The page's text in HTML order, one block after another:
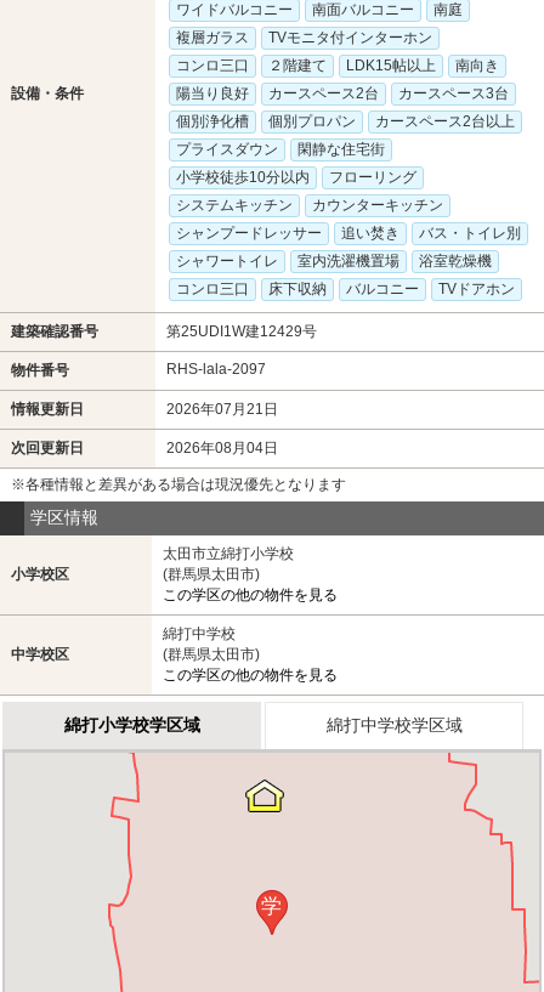
設備・条件
ワイドバルコニー
南面バルコニー
南庭
複層ガラス
TVモニタ付インターホン
コンロ三口
２階建て LDK15帖以上
南向き
陽当り良好
カースペース2台
カースペース3台
個別浄化槽
個別プロパン
カースペース2台以上
プライスダウン
閑静な住宅街
小学校徒歩10分以内
フローリング
システムキッチン
カウンターキッチン
シャンプードレッサー
追い焚き
バス・トイレ別
シャワートイレ
室内洗濯機置場
浴室乾燥機
コンロ三口
床下収納 バルコニー TVドアホン
建築確認番号 第25UDI1W建12429号
物件番号 RHS-lala-2097
情報更新日 2026年07月21日
次回更新日 2026年08月04日
※各種情報と差異がある場合は現況優先となります
学区情報
小学校区
太田市立綿打小学校
(群馬県太田市)
この学区の他の物件を見る
中学校区
綿打中学校
(群馬県太田市)
この学区の他の物件を見る
綿打小学校学区域 綿打中学校学区域
学